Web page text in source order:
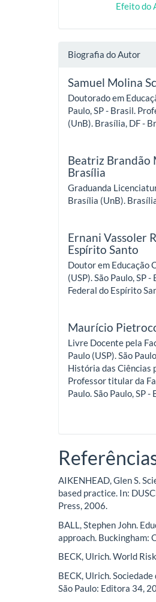
Efeito do
Biografia do Autor
Samuel Molina
Doutorado em
Paulo, SP - Brasil.
(UnB). Brasília, DF -
Beatriz Brandão
Brasília
Graduanda
Brasília (UnB).
Ernani Vassoler
Espírito Santo
Doutor em Educação
(USP). São Paulo, SP
Federal do Espírito
Maurício
Livre Docente pela
Paulo (USP). São
História das Ciências
Professor titular da
Paulo. São Paulo, SP -
AIKENHEAD, Glen S.
based practice. In:
Press, 2006.
BALL, Stephen John.
approach. Buckingham:
BECK, Ulrich. World
BECK, Ulrich.
São Paulo: Editora 34,